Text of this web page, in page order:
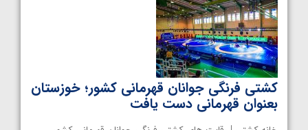
کشتی فرنگی جوانان قهرمانی کشور؛ خوزستان
بعنوان قهرمانی دست یافت